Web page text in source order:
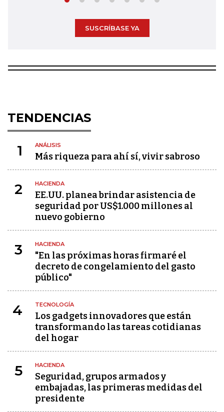
SUSCRÍBASE YA
TENDENCIAS
1 ANÁLISIS
Más riqueza para ahí sí, vivir sabroso
2 HACIENDA
EE.UU. planea brindar asistencia de
seguridad por US$1.000 millones al
nuevo gobierno
3 HACIENDA
"En las próximas horas firmaré el
decreto de congelamiento del gasto
público"
4 TECNOLOGÍA
Los gadgets innovadores que están
transformando las tareas cotidianas
del hogar
5 HACIENDA
Seguridad, grupos armados y
embajadas, las primeras medidas del
presidente